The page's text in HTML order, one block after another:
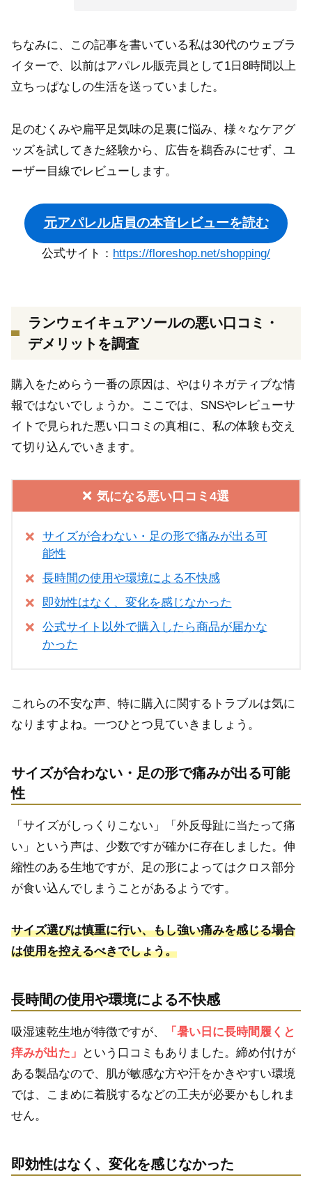
ちなみに、この記事を書いている私は30代のウェブラ
イターで、以前はアパレル販売員として1日8時間以上
立ちっぱなしの生活を送っていました。
足のむくみや扁平足気味の足裏に悩み、様々なケアグ
ッズを試してきた経験から、広告を鵜呑みにせず、ユ
ーザー目線でレビューします。
元アパレル店員の本音レビューを読む
公式サイト： https://floreshop.net/shopping/
ランウェイキュアソールの悪い口コミ・
デメリットを調査
購入をためらう一番の原因は、やはりネガティブな情
報ではないでしょうか。ここでは、SNSやレビューサ
イトで見られた悪い口コミの真相に、私の体験も交え
て切り込んでいきます。
気になる悪い口コミ4選
サイズが合わない・足の形で痛みが出る可
能性
長時間の使用や環境による不快感
即効性はなく、変化を感じなかった
公式サイト以外で購入したら商品が届かな
かった
これらの不安な声、特に購入に関するトラブルは気に
なりますよね。一つひとつ見ていきましょう。
サイズが合わない・足の形で痛みが出る可能
性
「サイズがしっくりこない」「外反母趾に当たって痛
い」という声は、少数ですが確かに存在しました。伸
縮性のある生地ですが、足の形によってはクロス部分
が食い込んでしまうことがあるようです。
サイズ選びは慎重に行い、もし強い痛みを感じる場合
は使用を控えるべきでしょう。
長時間の使用や環境による不快感
吸湿速乾生地が特徴ですが、
「暑い日に長時間履くと
痒みが出た」
という口コミもありました。締め付けが
ある製品なので、肌が敏感な方や汗をかきやすい環境
では、こまめに着脱するなどの工夫が必要かもしれま
せん。
即効性はなく、変化を感じなかった